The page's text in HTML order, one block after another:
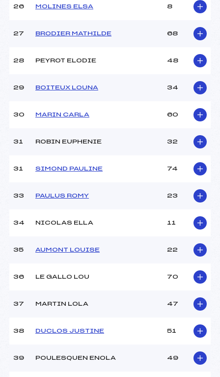
26 MOLINES ELSA 8
27 BRODIER MATHILDE 68
28 PEYROT ELODIE 48
29 BOITEUX LOUNA 34
30 MARIN CARLA 60
31 ROBIN EUPHENIE 32
31 SIMOND PAULINE 74
33 PAULUS ROMY 23
34 NICOLAS ELLA 11
35 AUMONT LOUISE 22
36 LE GALLO LOU 70
37 MARTIN LOLA 47
38 DUCLOS JUSTINE 51
39 POULESQUEN ENOLA 49